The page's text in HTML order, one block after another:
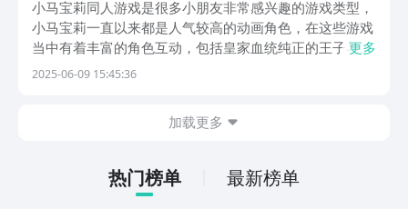
榜单9before_1
小马宝莉同人游戏是很多小朋友非常感兴趣的游戏类型，
小马宝莉一直以来都是人气较高的动画角色，在这些游戏
当中有着丰富的角色互动，包括皇家血统纯正的王子与公
主同时还有热爱冒险的小马。在众多小马的伴随之下，探
更多
2025-06-09 15:45:36
加载更多
热门榜单 最新榜单